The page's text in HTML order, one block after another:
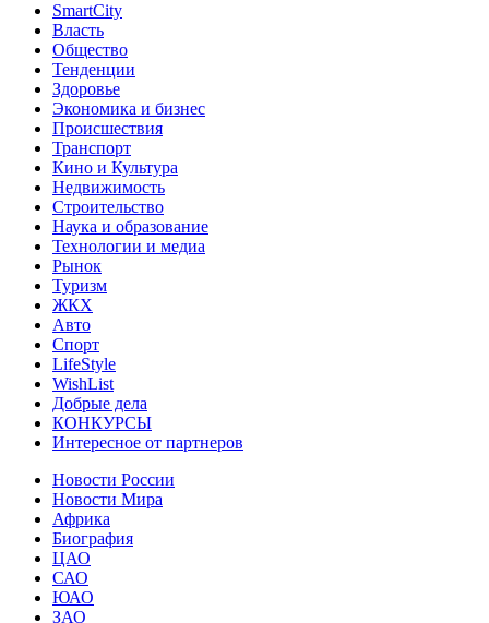
SmartCity
Власть
Общество
Тенденции
Здоровье
Экономика и бизнес
Происшествия
Транспорт
Кино и Культура
Недвижимость
Строительство
Наука и образование
Технологии и медиа
Рынок
Туризм
ЖКХ
Авто
Спорт
LifeStyle
WishList
Добрые дела
КОНКУРСЫ
Интересное от партнеров
Новости России
Новости Мира
Африка
Биография
ЦАО
САО
ЮАО
ЗАО